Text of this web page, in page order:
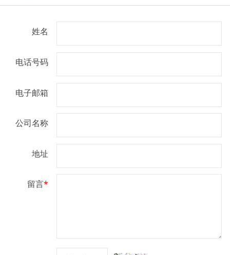
姓名
电话号码
电子邮箱
公司名称
地址
留言*